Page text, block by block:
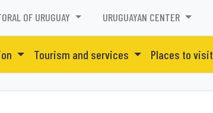
OF URUGUAY URUGUAYAN CENTER
Tourism and services Places to visit